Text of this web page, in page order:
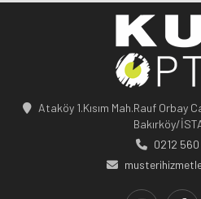
Ataköy 1.Kısım Mah.Rauf Orbay
Bakırköy/
0212